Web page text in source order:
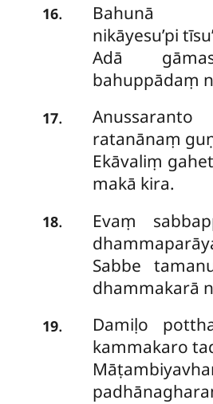
16.
Bahunā
nikāyesu’pi
Adā
bahuppādaṃ
17.
ratanānaṃ
Ekāvaliṃ
makā kira.
18.
Evaṃ
Sabbe
dhammakarā
19.
Damiḷo
kammakaro